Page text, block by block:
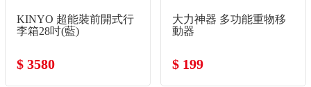
KINYO 超能裝前開式行
李箱28吋(藍)
$ 3580
大力神器 多功能重物移
動器
$ 199